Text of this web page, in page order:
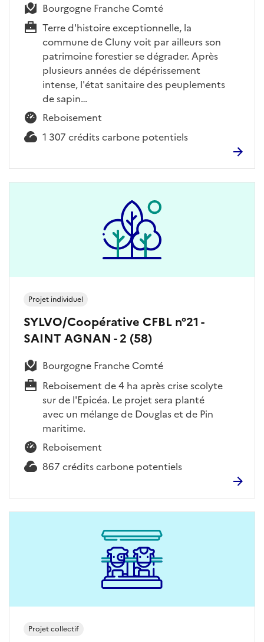
Bourgogne Franche Comté
Terre d'histoire exceptionnelle, la
commune de Cluny voit par ailleurs son
patrimoine forestier se dégrader. Après
plusieurs années de dépérissement
intense, l'état sanitaire des peuplements
de sapin…
Reboisement
1 307 crédits carbone potentiels
SYLVO/Coopérative CFBL n°21 -
SAINT AGNAN - 2 (58)
Bourgogne Franche Comté
Reboisement de 4 ha après crise scolyte
sur de l'Epicéa. Le projet sera planté
avec un mélange de Douglas et de Pin
maritime.
Reboisement
867 crédits carbone potentiels
Projet individuel
Projet collectif